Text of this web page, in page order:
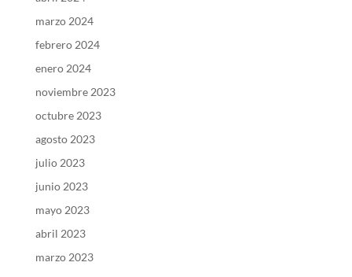
marzo 2024
febrero 2024
enero 2024
noviembre 2023
octubre 2023
agosto 2023
julio 2023
junio 2023
mayo 2023
abril 2023
marzo 2023